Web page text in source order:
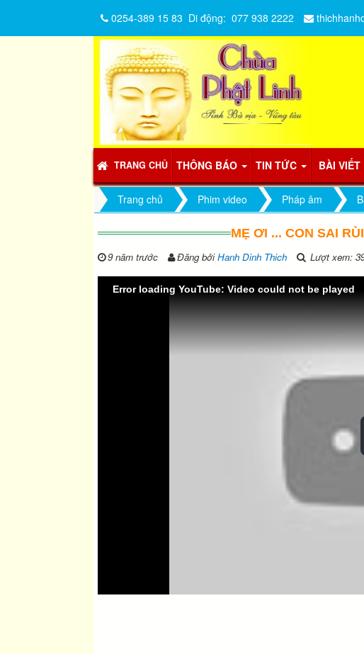
TRANG CHỦ THÔNG BÁO TIN TỨC BÀI VIẾT
0254-389 15 83 Di động: 077 938 2222
Trang chủ Phim video Pháp âm
MẸ ƠI ... CON SAI
9 năm trước Đăng bởiHanh Dinh Thich Lượt xem:
Error loading YouTube: Video could not be played